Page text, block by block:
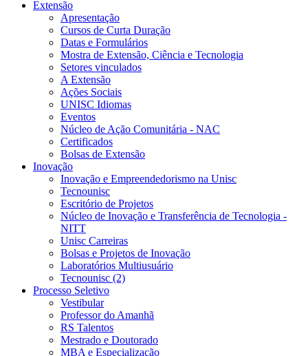
Extensão
Apresentação
Cursos de Curta Duração
Datas e Formulários
Mostra de Extensão, Ciência e Tecnologia
Setores vinculados
A Extensão
Ações Sociais
UNISC Idiomas
Eventos
Núcleo de Ação Comunitária - NAC
Certificados
Bolsas de Extensão
Inovação
Inovação e Empreendedorismo na Unisc
Tecnounisc
Escritório de Projetos
Núcleo de Inovação e Transferência de Tecnologia -
NITT
Unisc Carreiras
Bolsas e Projetos de Inovação
Laboratórios Multiusuário
Tecnounisc (2)
Processo Seletivo
Vestibular
Professor do Amanhã
RS Talentos
Mestrado e Doutorado
MBA e Especialização